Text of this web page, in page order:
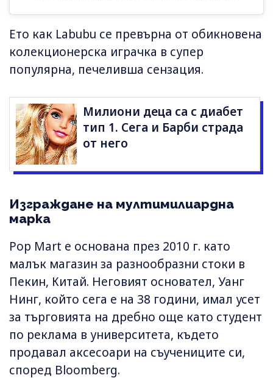
Ето как Labubu се превърна от обикновена
колекционерска играчка в супер
популярна, печеливша сензация.
Милиони деца са с диабет
тип 1. Сега и Барби страда
от него
Изграждане на мултимилиардна
марка
Pop Mart е основана през 2010 г. като
малък магазин за разнообразни стоки в
Пекин, Китай. Неговият основател, Уанг
Нинг, който сега е на 38 години, имал усет
за търговията на дребно още като студент
по реклама в университета, където
продавал аксесоари на съучениците си,
според Bloomberg.